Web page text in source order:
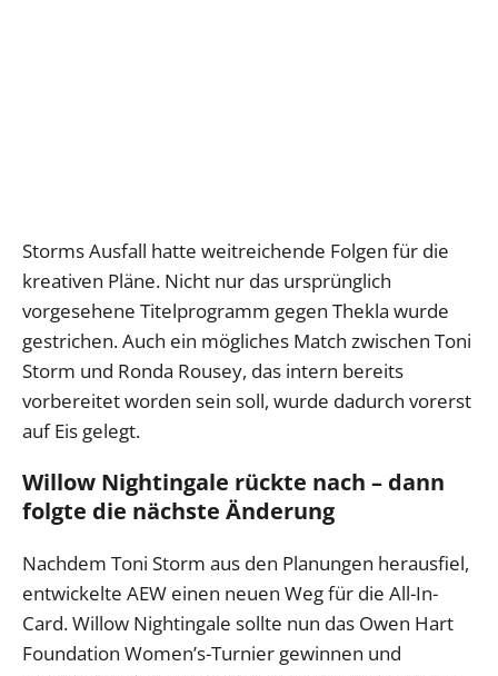
Storms Ausfall hatte weitreichende Folgen für die
kreativen Pläne. Nicht nur das ursprünglich
vorgesehene Titelprogramm gegen Thekla wurde
gestrichen. Auch ein mögliches Match zwischen Toni
Storm und Ronda Rousey, das intern bereits
vorbereitet worden sein soll, wurde dadurch vorerst
auf Eis gelegt.
Willow Nightingale rückte nach – dann
folgte die nächste Änderung
Nachdem Toni Storm aus den Planungen herausfiel,
entwickelte AEW einen neuen Weg für die All-In-
Card. Willow Nightingale sollte nun das Owen Hart
Foundation Women’s-Turnier gewinnen und